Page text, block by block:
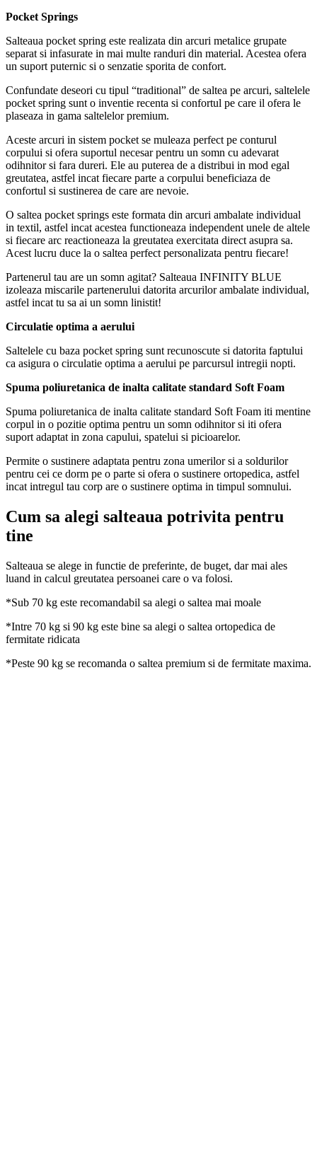
Pocket Springs
Salteaua pocket spring este realizata din arcuri metalice grupate
separat si infasurate in mai multe randuri din material. Acestea ofera
un suport puternic si o senzatie sporita de confort.
Confundate deseori cu tipul “traditional” de saltea pe arcuri, saltelele
pocket spring sunt o inventie recenta si confortul pe care il ofera le
plaseaza in gama saltelelor premium.
Aceste arcuri in sistem pocket se muleaza perfect pe conturul
corpului si ofera suportul necesar pentru un somn cu adevarat
odihnitor si fara dureri. Ele au puterea de a distribui in mod egal
greutatea, astfel incat fiecare parte a corpului beneficiaza de
confortul si sustinerea de care are nevoie.
O saltea pocket springs este formata din arcuri ambalate individual
in textil, astfel incat acestea functioneaza independent unele de altele
si fiecare arc reactioneaza la greutatea exercitata direct asupra sa.
Acest lucru duce la o saltea perfect personalizata pentru fiecare!
Partenerul tau are un somn agitat? Salteaua INFINITY BLUE
izoleaza miscarile partenerului datorita arcurilor ambalate individual,
astfel incat tu sa ai un somn linistit!
Circulatie optima a aerului
Saltelele cu baza pocket spring sunt recunoscute si datorita faptului
ca asigura o circulatie optima a aerului pe parcursul intregii nopti.
Spuma poliuretanica de inalta calitate standard Soft Foam
Spuma poliuretanica de inalta calitate standard Soft Foam iti mentine
corpul in o pozitie optima pentru un somn odihnitor si iti ofera
suport adaptat in zona capului, spatelui si picioarelor.
Permite o sustinere adaptata pentru zona umerilor si a soldurilor
pentru cei ce dorm pe o parte si ofera o sustinere ortopedica, astfel
incat intregul tau corp are o sustinere optima in timpul somnului.
Cum sa alegi salteaua potrivita pentru
tine
Salteaua se alege in functie de preferinte, de buget, dar mai ales
luand in calcul greutatea persoanei care o va folosi.
*Sub 70 kg este recomandabil sa alegi o saltea mai moale
*Intre 70 kg si 90 kg este bine sa alegi o saltea ortopedica de
fermitate ridicata
*Peste 90 kg se recomanda o saltea premium si de fermitate maxima.